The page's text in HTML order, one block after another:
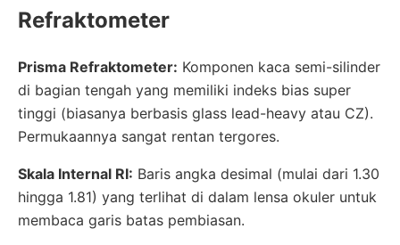
Refraktometer
Prisma Refraktometer: Komponen kaca semi-silinder
di bagian tengah yang memiliki indeks bias super
tinggi (biasanya berbasis glass lead-heavy atau CZ).
Permukaannya sangat rentan tergores.
Skala Internal RI: Baris angka desimal (mulai dari 1.30
hingga 1.81) yang terlihat di dalam lensa okuler untuk
membaca garis batas pembiasan.